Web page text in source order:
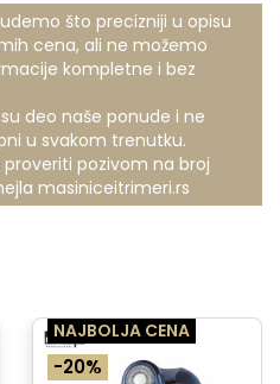
što precizniji u opisu
cena, ali ne možemo
kompletne i bez
deo naše ponude i ne
u svakom trenutku.
pozivom na broj
masiniceitrimeri.rs
NAJBOLJA CENA
-20%